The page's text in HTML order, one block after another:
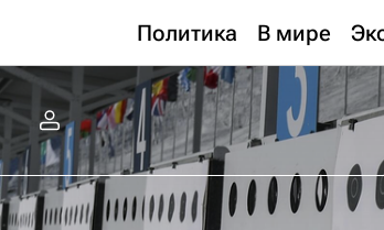
Политика В мире